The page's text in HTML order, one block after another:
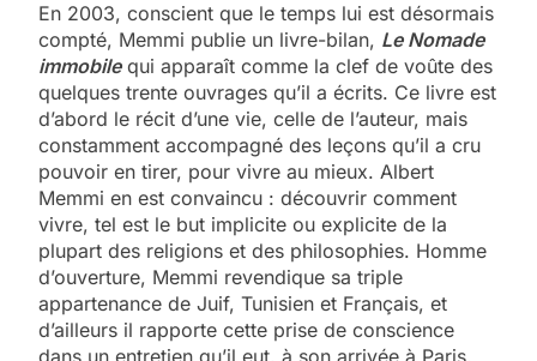
En 2003, conscient que le temps lui est désormais
compté, Memmi publie un livre-bilan, Le Nomade
immobilequi apparaît comme la clef de voûte des
quelques trente ouvrages qu’il a écrits. Ce livre est
d’abord le récit d’une vie, celle de l’auteur, mais
constamment accompagné des leçons qu’il a cru
pouvoir en tirer, pour vivre au mieux. Albert
Memmi en est convaincu : découvrir comment
vivre, tel est le but implicite ou explicite de la
plupart des religions et des philosophies. Homme
d’ouverture, Memmi revendique sa triple
appartenance de Juif, Tunisien et Français, et
d’ailleurs il rapporte cette prise de conscience